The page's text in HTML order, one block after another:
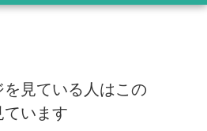
を見ている人はこの
います